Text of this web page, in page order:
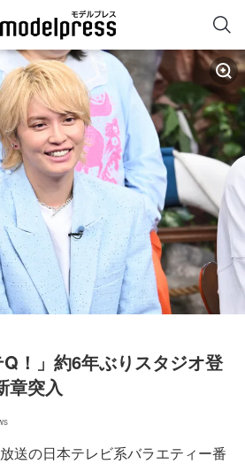
！」約6年ぶりスタジオ登
章突入
送の日本テレビ系バラエティー番